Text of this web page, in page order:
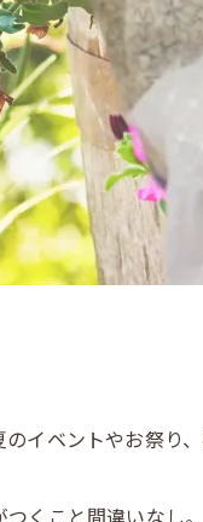
イベントやお祭り、